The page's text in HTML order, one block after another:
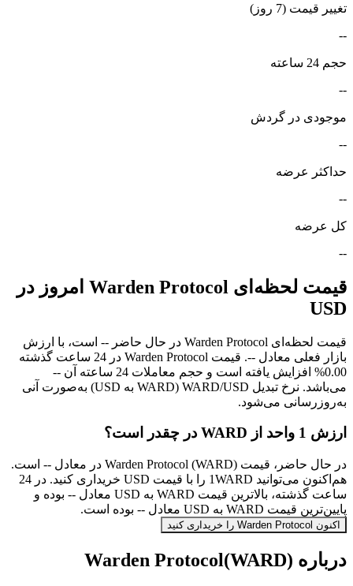
تغییر قیمت (7 روز)
--
حجم 24 ساعته
--
موجودی در گردش
--
حداکثر عرضه
--
کل عرضه
--
قیمت لحظه‌ای Warden Protocol امروز در
USD
قیمت لحظه‌ای Warden Protocol در حال حاضر -- است، با ارزش
بازار فعلی معادل --. قیمت Warden Protocol در 24 ساعت گذشته
0.00% افزایش یافته است و حجم معاملات 24 ساعته آن --
می‌باشد. نرخ تبدیل WARD/USD (WARD به USD) به‌صورت آنی
به‌روزرسانی می‌شود.
ارزش 1 واحد از WARD در چقدر است؟
در حال حاضر، قیمت Warden Protocol (WARD) در معادل -- است.
هم‌اکنون می‌توانید 1WARD را با قیمت USD خریداری کنید. در 24
ساعت گذشته، بالاترین قیمت WARD به USD معادل -- بوده و
پایین‌ترین قیمت WARD به USD معادل -- بوده است.
اکنون Warden Protocol را خریداری کنید
درباره Warden Protocol(WARD)